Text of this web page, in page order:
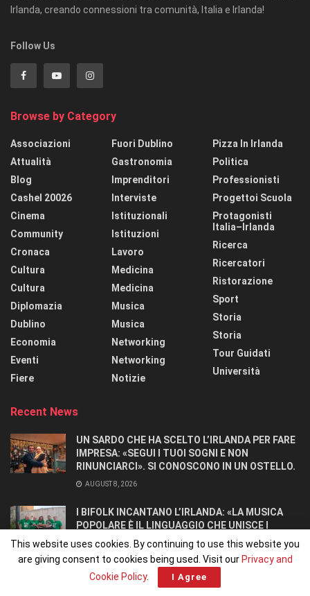
Irlanda, creando connessioni tra comunità, Italia e Irlanda!
Follow Us
Browse by Category
Associazioni
Attualità
Blog
Cashel 20026
Cinema
Community
Cronaca
Cultura
Cultura
Diplomazia
Dublino
Economia
Eventi
Fiere
Fuori Dublino
Gastronomia
Imprenditori
Interviste
Istituzionali
Istituzioni
Lavoro
Medicina
Medicina
Musica
Musica
Networking
Networking
Notizie
Pizza In Irlanda
Politica
Professionisti
Progettoi Scuola
Protagonisti
Italia–Irlanda
Ricerca
Ricercatori
Ristorazione
Sport
Storia
Storia
Tour Guidati
Università
Recent News
UN SARDO CHE HA SCELTO L’IRLANDA PER FARE
IMPRESA: «SEGUI I TUOI SOGNI E NON
RINUNCIARCI». SI CONOSCONO IN UN OSTELLO.
AUGUST 8, 2026
I BIFOLK INCANTANO L’IRLANDA: «LA MUSICA
POPOLARE È IL LINGUAGGIO CHE UNISCE I
POPOLI»
JULY 31, 2026
This website uses cookies. By continuing to use this website you
are giving consent to cookies being used. Visit our Privacy and
Cookie Policy. I Agree